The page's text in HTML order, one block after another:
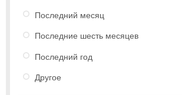
Последний месяц
Последние шесть месяцев
Последний год
Другое